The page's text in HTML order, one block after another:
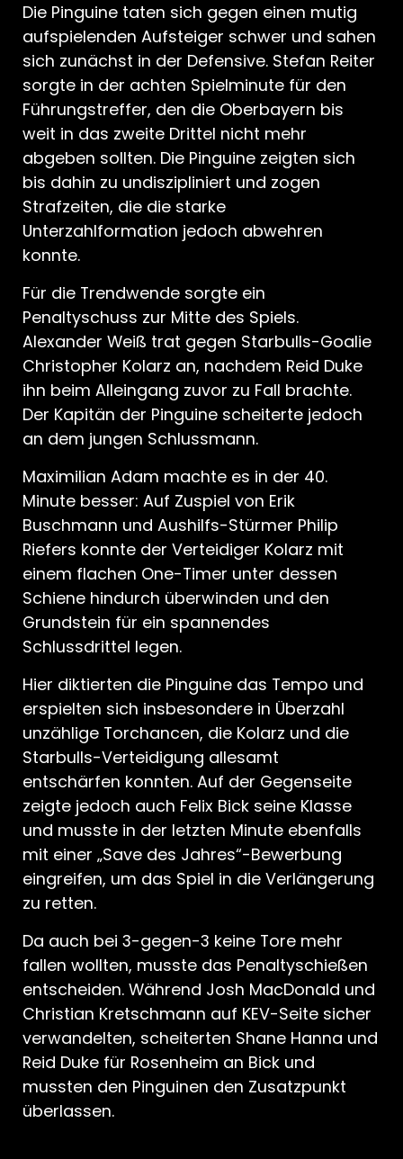
Die Pinguine taten sich gegen einen mutig
aufspielenden Aufsteiger schwer und sahen
sich zunächst in der Defensive. Stefan Reiter
sorgte in der achten Spielminute für den
Führungstreffer, den die Oberbayern bis
weit in das zweite Drittel nicht mehr
abgeben sollten. Die Pinguine zeigten sich
bis dahin zu undiszipliniert und zogen
Strafzeiten, die die starke
Unterzahlformation jedoch abwehren
konnte.
Für die Trendwende sorgte ein
Penaltyschuss zur Mitte des Spiels.
Alexander Weiß trat gegen Starbulls-Goalie
Christopher Kolarz an, nachdem Reid Duke
ihn beim Alleingang zuvor zu Fall brachte.
Der Kapitän der Pinguine scheiterte jedoch
an dem jungen Schlussmann.
Maximilian Adam machte es in der 40.
Minute besser: Auf Zuspiel von Erik
Buschmann und Aushilfs-Stürmer Philip
Riefers konnte der Verteidiger Kolarz mit
einem flachen One-Timer unter dessen
Schiene hindurch überwinden und den
Grundstein für ein spannendes
Schlussdrittel legen.
Hier diktierten die Pinguine das Tempo und
erspielten sich insbesondere in Überzahl
unzählige Torchancen, die Kolarz und die
Starbulls-Verteidigung allesamt
entschärfen konnten. Auf der Gegenseite
zeigte jedoch auch Felix Bick seine Klasse
und musste in der letzten Minute ebenfalls
mit einer „Save des Jahres“-Bewerbung
eingreifen, um das Spiel in die Verlängerung
zu retten.
Da auch bei 3-gegen-3 keine Tore mehr
fallen wollten, musste das Penaltyschießen
entscheiden. Während Josh MacDonald und
Christian Kretschmann auf KEV-Seite sicher
verwandelten, scheiterten Shane Hanna und
Reid Duke für Rosenheim an Bick und
mussten den Pinguinen den Zusatzpunkt
überlassen.